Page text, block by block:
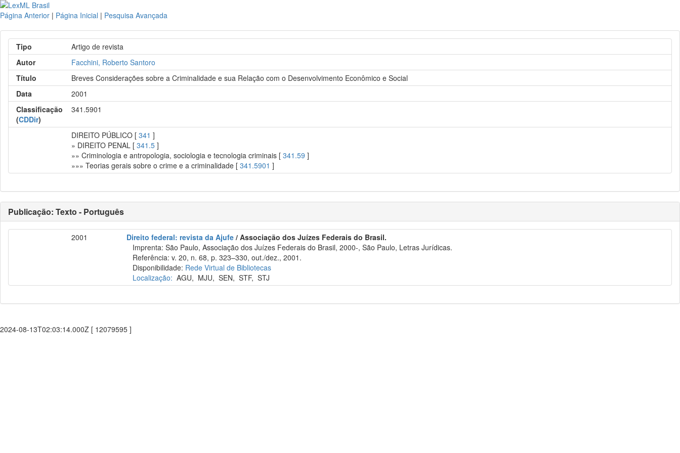
Página Anterior | Página Inicial | Pesquisa Avançada
Tipo
Artigo de revista
Autor
Facchini, Roberto Santoro
Título
Breves Considerações sobre a Criminalidade e sua Relação com o Desenvolvimento Econômico e Social
Data
2001
Classificação
(CDDir)
341.5901
DIREITO PÚBLICO [341 ]
» DIREITO PENAL [341.5 ]
»» Criminologia e antropologia, sociologia e tecnologia criminais [341.59 ]
»»» Teorias gerais sobre o crime e a criminalidade [341.5901 ]
Publicação: Texto - Português
2001 Direito federal: revista da Ajufe / Associação dos Juízes Federais do Brasil.
Imprenta: São Paulo, Associação dos Juízes Federais do Brasil, 2000-, São Paulo, Letras Jurídicas.
Referência: v. 20, n. 68, p. 323–330, out./dez., 2001.
Disponibilidade: Rede Virtual de Bibliotecas
Localização: AGU, MJU,SEN,STF,STJ
2024-08-13T02:03:14.000Z [ 12079595 ]